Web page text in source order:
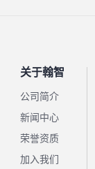
关于翰智
公司简介
新闻中心
荣誉资质
加入我们